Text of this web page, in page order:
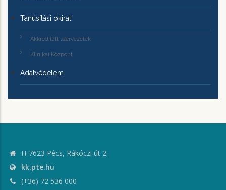
Tanúsítási okirat
Akkreditált szervezetek
Klinikai Központ
Adatvédelem
H-7623 Pécs, Rákóczi út 2.
kk.pte.hu
(+36) 72 536 000